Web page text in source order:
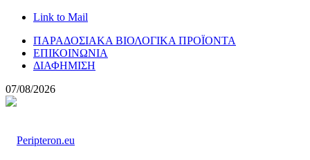
Link to Mail
ΠΑΡΑΔΟΣΙΑΚΑ ΒΙΟΛΟΓΙΚΑ ΠΡΟΪΟΝΤΑ
ΕΠΙΚΟΙΝΩΝΙΑ
ΔΙΑΦΗΜΙΣΗ
07/08/2026